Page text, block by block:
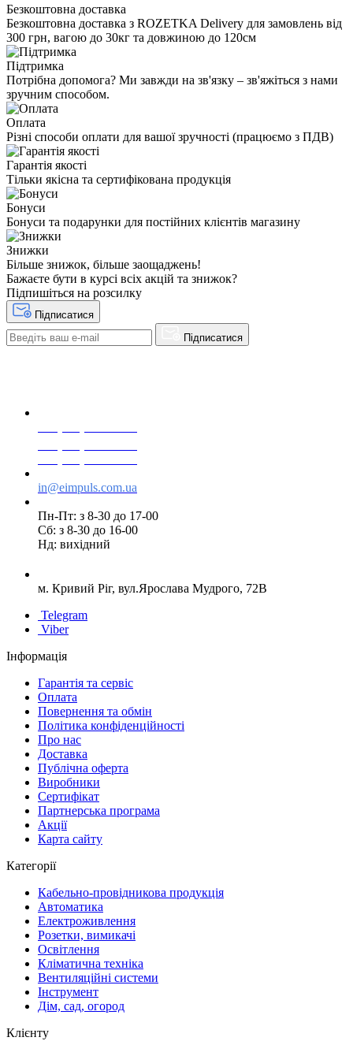
Безкоштовна доставка
Безкоштовна доставка з ROZETKA Delivery для замовлень від
300 грн, вагою до 30кг та довжиною до 120см
Підтримка
Потрібна допомога? Ми завжди на зв'язку – зв'яжіться з нами
зручним способом.
Оплата
Різні способи оплати для вашої зручності (працюємо з ПДВ)
Гарантія якості
Тільки якісна та сертифікована продукція
Бонуси
Бонуси та подарунки для постійних клієнтів магазину
Знижки
Більше знижок, більше заощаджень!
Бажаєте бути в курсі всіх акцій та знижок?
Підпишіться на розсилку
Підписатися
Підписатися
in@eimpuls.com.ua
Пн-Пт: з 8-30 до 17-00
Сб: з 8-30 до 16-00
Нд: вихідний
м. Кривий Ріг, вул.Ярослава Мудрого, 72В
Telegram
Viber
Інформація
Гарантія та сервіс
Оплата
Повернення та обмін
Політика конфіденційності
Про нас
Доставка
Публічна оферта
Виробники
Сертифікат
Партнерська програма
Акції
Карта сайту
Категорії
Кабельно-провідникова продукція
Автоматика
Електроживлення
Розетки, вимикачі
Освітлення
Кліматична техніка
Вентиляційні системи
Інструмент
Дім, сад, огород
Клієнту